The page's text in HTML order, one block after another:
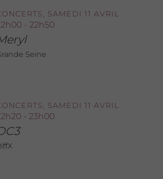
SAMEDI 11 AVRIL
- 22h50
Seine
SAMEDI 11 AVRIL
- 23h00